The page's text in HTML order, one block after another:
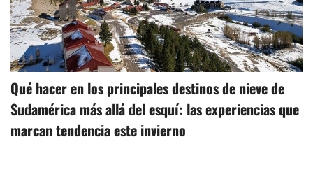
Qué hacer en los principales destinos de nieve de
Sudamérica más allá del esquí: las experiencias que
marcan tendencia este invierno